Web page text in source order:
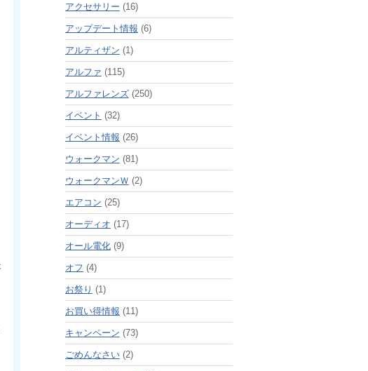
アクセサリー (16)
アップデート情報 (6)
アルティザン (1)
アルファ (115)
アルファレンズ(250)
イベント (32)
イベント情報 (26)
ウォークマン (81)
ウォークマンＷ (2)
エアコン (25)
オーディオ (17)
オール電化(9)
オフ (4)
お祭り (1)
お買い得情報 (11)
キャンペーン (73)
ごめんなさい(2)